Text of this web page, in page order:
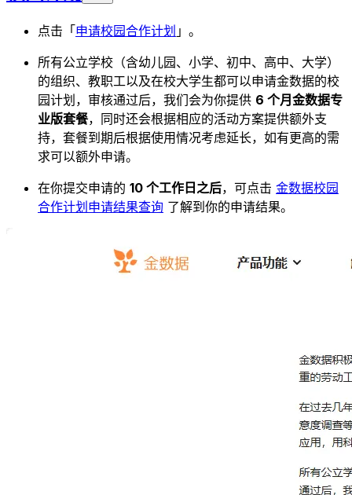
点击「申请校园合作计划 」。
所有公立学校（含幼儿园、小学、初中、高中、大学）
的组织、教职工以及在校大学生都可以申请金数据的校
园计划，审核通过后，我们会为你提供 6 个月金数据专
业版套餐，同时还会根据相应的活动方案提供额外支
持，套餐到期后根据使用情况考虑延长，如有更高的需
求可以额外申请。
在你提交申请的 10 个工作日之后，可点击 金数据校园
合作计划申请结果查询 了解到你的申请结果。